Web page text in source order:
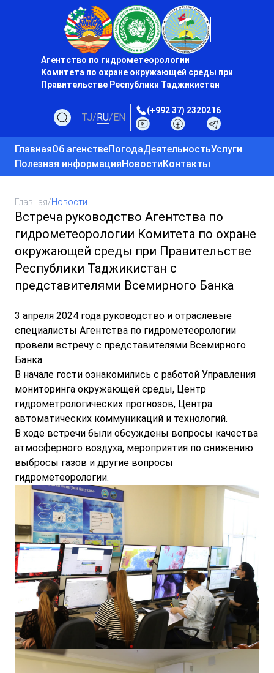
Агентство по гидрометеорологии
Комитета по охране окружающей среды при
Правительстве Республики Таджикистан
TJ/RU/EN
(+992 37) 2320216
ГлавнаяОб агенствеПогодаДеятельностьУслуги
Полезная информацияНовостиКонтакты
Главная/Новости
Встреча руководство Агентства по
гидрометеорологии Комитета по охране
окружающей среды при Правительстве
Республики Таджикистан с
представителями Всемирного Банка
3 апреля 2024 года руководство и отраслевые
специалисты Агентства по гидрометеорологии
провели встречу с представителями Всемирного
Банка.
В начале гости ознакомились с работой Управления
мониторинга окружающей среды, Центр
гидрометрологических прогнозов, Центра
автоматических коммуникаций и технологий.
В ходе встречи были обсуждены вопросы качества
атмосферного воздуха, мероприятия по снижению
выбросы газов и другие вопросы
гидрометеорологии.